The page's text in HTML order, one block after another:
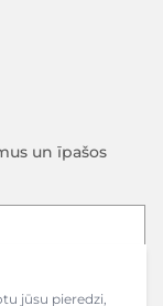
jūsu pieredzi,
un īpašos